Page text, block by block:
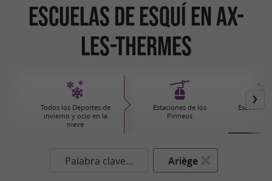
Escuelas de esquí en Ax-
les-Thermes
Todos los Deportes de
invierno y ocio en la
nieve
Estaciones de los
Pirineos
Escuelas
Palabra clave... Ariège